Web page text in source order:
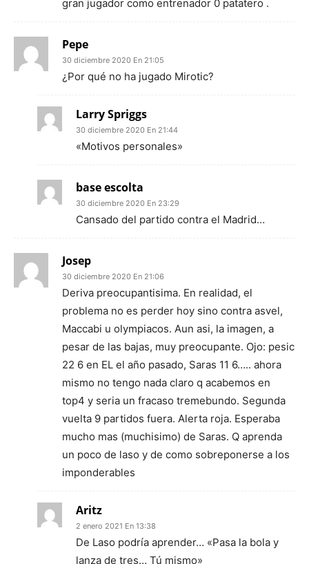
gran jugador como entrenador 0 patatero .
Pepe
30 diciembre 2020 En 21:05
¿Por qué no ha jugado Mirotic?
Larry Spriggs
30 diciembre 2020 En 21:44
«Motivos personales»
base escolta
30 diciembre 2020 En 23:29
Cansado del partido contra el Madrid…
Josep
30 diciembre 2020 En 21:06
Deriva preocupantisima. En realidad, el
problema no es perder hoy sino contra asvel,
Maccabi u olympiacos. Aun asi, la imagen, a
pesar de las bajas, muy preocupante. Ojo: pesic
22 6 en EL el año pasado, Saras 11 6….. ahora
mismo no tengo nada claro q acabemos en
top4 y seria un fracaso tremebundo. Segunda
vuelta 9 partidos fuera. Alerta roja. Esperaba
mucho mas (muchisimo) de Saras. Q aprenda
un poco de laso y de como sobreponerse a los
imponderables
Aritz
2 enero 2021 En 13:38
De Laso podría aprender… «Pasa la bola y
lanza de tres… Tú mismo»